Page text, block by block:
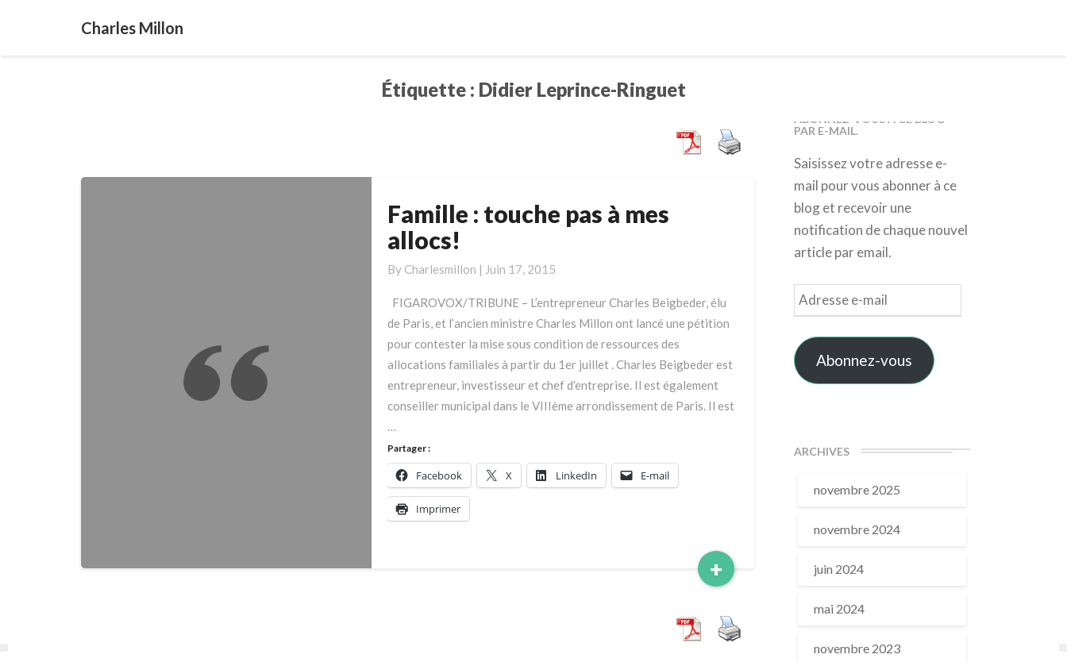
Charles Millon
Étiquette : Didier Leprince-Ringuet
Famille
touche
pas
mes
allocs!
Famille : touche pas à mes
allocs!
By Charlesmillon | Juin 17, 2015
FIGAROVOX/TRIBUNE – L’entrepreneur Charles Beigbeder, élu
de Paris, et l’ancien ministre Charles Millon ont lancé une pétition
pour contester la mise sous condition de ressources des
allocations familiales à partir du 1er juillet . Charles Beigbeder est
entrepreneur, investisseur et chef d’entreprise. Il est également
conseiller municipal dans le VIIIème arrondissement de Paris. Il est
…
+Read
More
Partager :
Facebook X LinkedIn E-mail
Imprimer
ABONNEZ-VOUS À CE BLOG
PAR E-MAIL.
Saisissez votre adresse e-
mail pour vous abonner à ce
blog et recevoir une
notification de chaque nouvel
article par email.
Adresse
e-
mail
Abonnez-vous
ARCHIVES
novembre 2025
novembre 2024
juin 2024
mai 2024
novembre 2023